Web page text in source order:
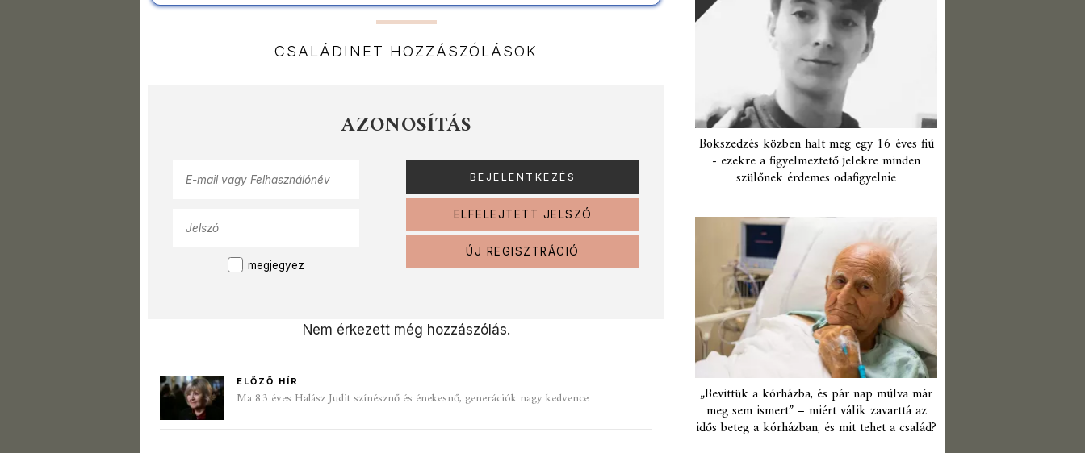
CSALÁDINET HOZZÁSZÓLÁSOK
AZONOSÍTÁS
megjegyez
ELFELEJTETT JELSZÓ
ÚJ REGISZTRÁCIÓ
Nem érkezett még hozzászólás.
ELŐZŐ HÍR
Ma 83 éves Halász Judit színésznő és énekesnő, generációk nagy kedvence
Bokszedzés közben halt meg egy 16 éves fiú
- ezekre a figyelmeztető jelekre minden
szülőnek érdemes odafigyelnie
„Bevittük a kórházba, és pár nap múlva már
meg sem ismert” – miért válik zavarttá az
idős beteg a kórházban, és mit tehet a család?